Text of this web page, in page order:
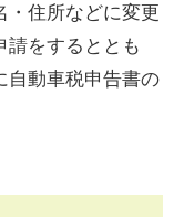
住所などに変更
請をするととも
自動車税申告書の